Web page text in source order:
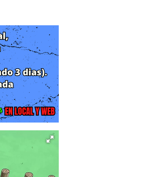
plasma la
desde playas
con cohetes
sortear sapos
y